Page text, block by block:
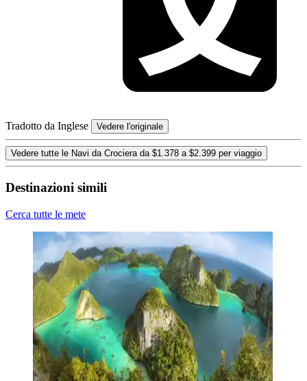
Tradotto da Inglese Vedere l'originale
Vedere tutte le Navi da Crociera da $1.378 a $2.399 per viaggio
Destinazioni simili
Cerca tutte le mete